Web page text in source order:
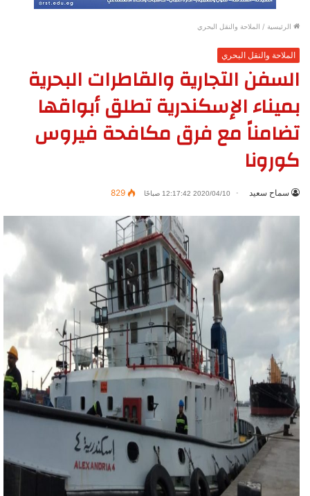
الرئيسية / الملاحة والنقل البحري
الملاحة والنقل البحري
السفن التجارية والقاطرات البحرية
بميناء الإسكندرية تطلق أبواقها
تضامناً مع فرق مكافحة فيروس
كورونا
سماح سعيد 2020/04/10 12:17:42 صباحًا 829